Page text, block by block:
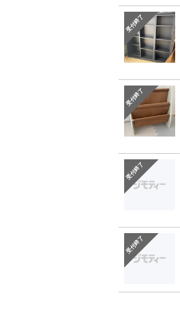
受付終了
受付終了
受付終了
受付終了